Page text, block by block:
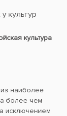
культур
культура
наиболее
более чем
исключением